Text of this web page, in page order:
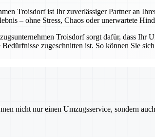
Troisdorf ist Ihr zuverlässiger Partner an
– ohne Stress, Chaos oder unerwartete
Troisdorf sorgt dafür, dass
zugeschnitten ist. So können Sie
nicht nur einen Umzugsservice, sondern